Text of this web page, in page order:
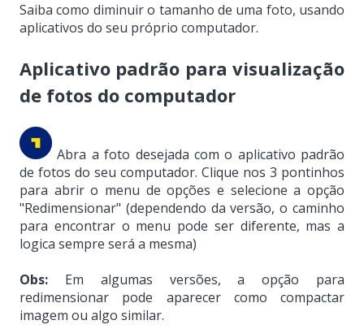
Saiba como diminuir o tamanho de uma foto, usando
aplicativos do seu próprio computador.
Aplicativo padrão para visualização
de fotos do computador
Abra a foto desejada com o aplicativo padrão
de fotos do seu computador. Clique nos 3 pontinhos
para abrir o menu de opções e selecione a opção
"Redimensionar" (dependendo da versão, o caminho
para encontrar o menu pode ser diferente, mas a
logica sempre será a mesma)
Obs: Em algumas versões, a opção para
redimensionar pode aparecer como compactar
imagem ou algo similar.